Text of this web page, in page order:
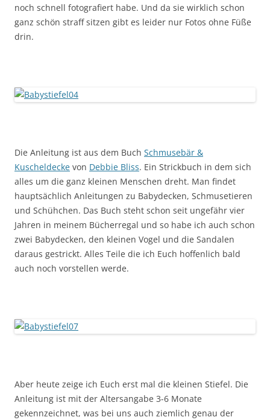
noch schnell fotografiert habe. Und da sie wirklich schon
ganz schön straff sitzen gibt es leider nur Fotos ohne Füße
drin.
Die Anleitung ist aus dem Buch Schmusebär &
Kuscheldecke von Debbie Bliss. Ein Strickbuch in dem sich
alles um die ganz kleinen Menschen dreht. Man findet
hauptsächlich Anleitungen zu Babydecken, Schmusetieren
und Schühchen. Das Buch steht schon seit ungefähr vier
Jahren in meinem Bücherregal und so habe ich auch schon
zwei Babydecken, den kleinen Vogel und die Sandalen
daraus gestrickt. Alles Teile die ich Euch hoffenlich bald
auch noch vorstellen werde.
Aber heute zeige ich Euch erst mal die kleinen Stiefel. Die
Anleitung ist mit der Altersangabe 3-6 Monate
gekennzeichnet, was bei uns auch ziemlich genau der